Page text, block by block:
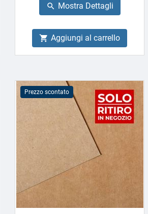
 Mostra Dettagli
 Aggiungi al carrello
Prezzo scontato